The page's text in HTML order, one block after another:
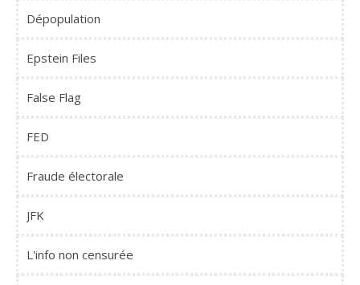
Dépopulation
Epstein Files
False Flag
FED
Fraude électorale
JFK
L'info non censurée